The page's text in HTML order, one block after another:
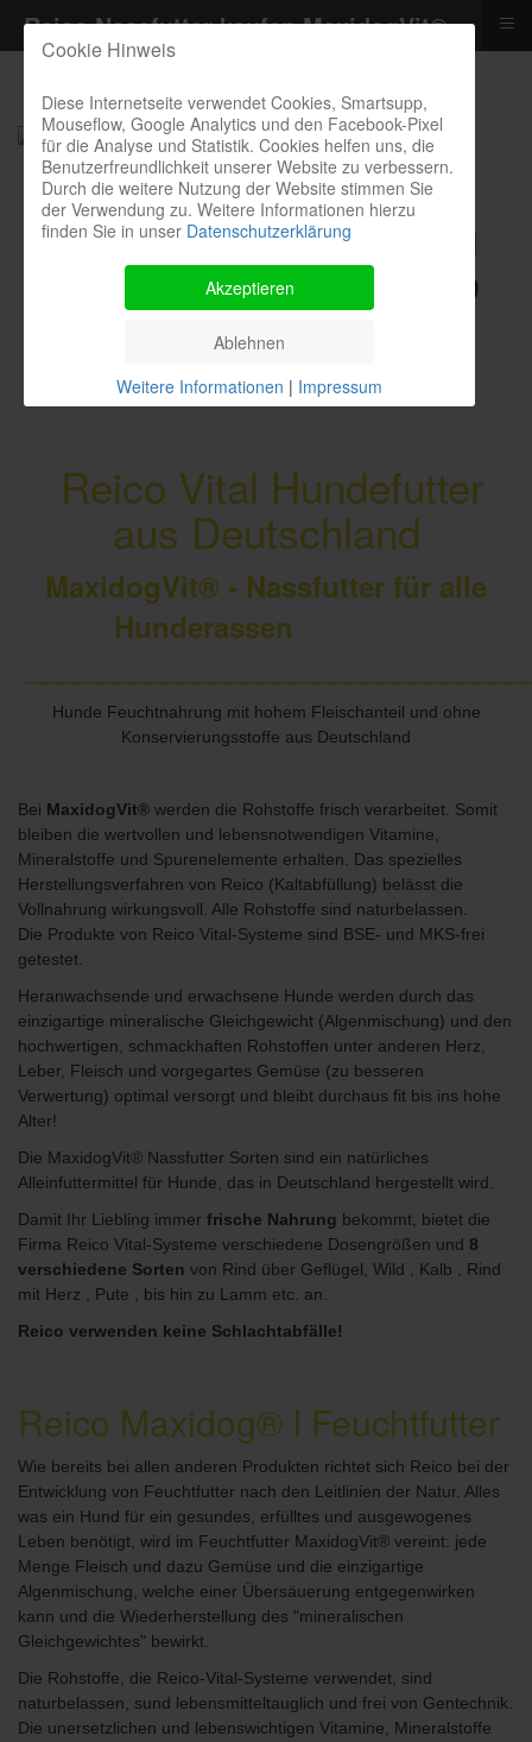
Kontakthotline I Bestellung I
Kosten I Beratung: 04385 900
9299
Reico Vital Hundefutter
aus Deutschland
MaxidogVit® - Nassfutter für alle
Hunderassen
Hunde Feuchtnahrung mit hohem Fleischanteil und ohne
Konservierungsstoffe aus Deutschland
Bei MaxidogVit® werden die Rohstoffe frisch verarbeitet. Somit
bleiben die wertvollen und lebensnotwendigen Vitamine,
Mineralstoffe und Spurenelemente erhalten. Das spezielles
Herstellungsverfahren von Reico (Kaltabfüllung) belässt die
Vollnahrung wirkungsvoll. Alle Rohstoffe sind naturbelassen.
Die Produkte von Reico Vital-Systeme sind BSE- und MKS-frei
getestet.
Heranwachsende und erwachsene Hunde werden durch das
einzigartige mineralische Gleichgewicht (Algenmischung) und den
hochwertigen, schmackhaften Rohstoffen unter anderen Herz,
Leber, Fleisch und vorgegartes Gemüse (zu besseren
Verwertung) optimal versorgt und bleibt durchaus fit bis ins hohe
Alter!
Die MaxidogVit® Nassfutter Sorten sind ein natürliches
Alleinfuttermittel für Hunde, das in Deutschland hergestellt wird.
Damit Ihr Liebling immer frische Nahrung bekommt, bietet die
Firma Reico Vital-Systeme verschiedene Dosengrößen und 8
verschiedene Sorten von Rind über Geflügel, Wild , Kalb , Rind
mit Herz , Pute , bis hin zu Lamm etc. an
Reico verwenden keine Schlachtabfälle!
Reico Maxidog® I Feuchtfutter
Wie bereits bei allen anderen Produkten richtet sich Reico bei der
Entwicklung von Feuchtfutter nach den Leitlinien der Natur. Alles
was ein Hund für ein gesundes, erfülltes und ausgewogenes
Leben benötigt, wird im Feuchtfutter MaxidogVit® vereint: jede
Menge Fleisch und dazu Gemüse und die einzigartige
Algenmischung, welche einer Übersäuerung entgegenwirken
kann und die Wiederherstellung des "mineralischen
Gleichgewichtes" bewirkt.
Die Rohstoffe, die Reico-Vital-Systeme verwendet, sind
naturbelassen, sund lebensmitteltauglich und frei von Gentechnik.
Die unersetzlichen und lebenswichtigen Vitamine, Mineralstoffe
Cookie Hinweis
Diese Internetseite verwendet Cookies, Smartsupp,
Mouseflow, Google Analytics und den Facebook-Pixel
für die Analyse und Statistik. Cookies helfen uns, die
Benutzerfreundlichkeit unserer Website zu verbessern.
Durch die weitere Nutzung der Website stimmen Sie
der Verwendung zu. Weitere Informationen hierzu
finden Sie in unser Datenschutzerklärung
Akzeptieren
Ablehnen
Weitere Informationen | Impressum
Reico Nassfutter kaufen MaxidogVit® ≡